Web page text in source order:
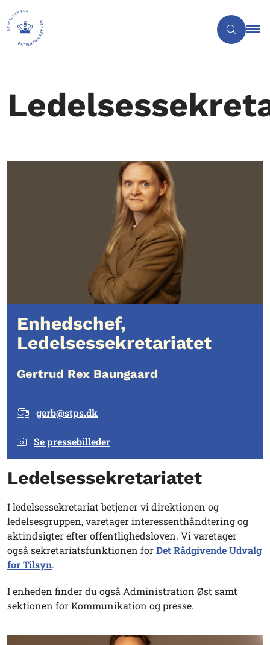
Enhedschef,
Ledelsessekretariatet
Gertrud Rex Baungaard
gerb@stps.dk
Se pressebilleder
Ledelsessekretariatet
I ledelsessekretariat betjener vi direktionen og
ledelsesgruppen, varetager interessenthåndtering og
aktindsigter efter offentlighedsloven. Vi varetager
også sekretariatsfunktionen forDet Rådgivende Udvalg
for Tilsyn.
I enheden finder du også Administration Øst samt
sektionen for Kommunikation og presse.